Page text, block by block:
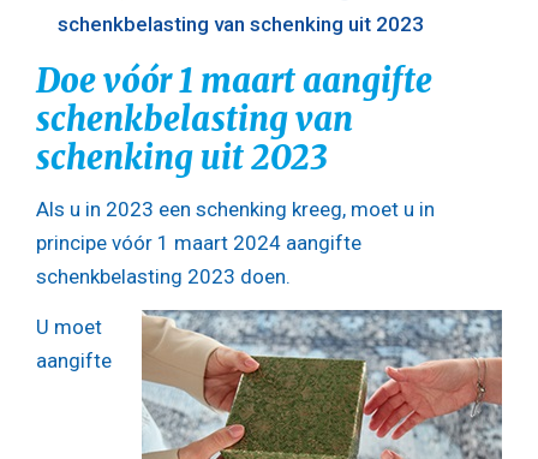
schenkbelasting van schenking uit 2023
Doe vóór 1 maart aangifte
schenkbelasting van
schenking uit 2023
Als u in 2023 een schenking kreeg, moet u in
principe vóór 1 maart 2024 aangifte
schenkbelasting 2023 doen.
U moet
aangifte